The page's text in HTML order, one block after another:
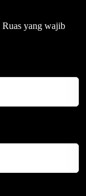
Ruas yang wajib